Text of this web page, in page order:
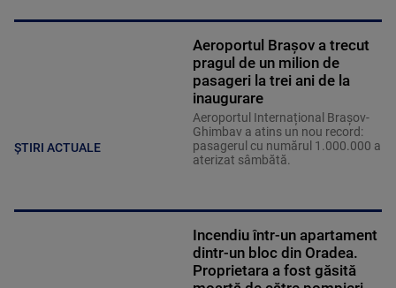
ȘTIRI ACTUALE
Aeroportul Brașov a trecut
pragul de un milion de
pasageri la trei ani de la
inaugurare
Aeroportul Internațional Brașov-
Ghimbav a atins un nou record:
pasagerul cu numărul 1.000.000 a
aterizat sâmbătă.
Incendiu într-un apartament
dintr-un bloc din Oradea.
Proprietara a fost găsită